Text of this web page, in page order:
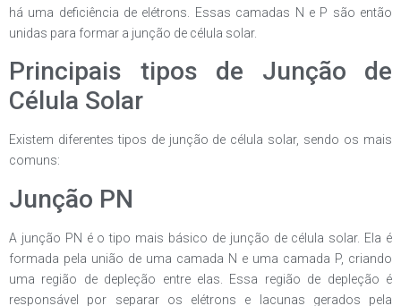
há uma deficiência de elétrons. Essas camadas N e P são então
unidas para formar a junção de célula solar.
Principais tipos de Junção de
Célula Solar
Existem diferentes tipos de junção de célula solar, sendo os mais
comuns:
Junção PN
A junção PN é o tipo mais básico de junção de célula solar. Ela é
formada pela união de uma camada N e uma camada P, criando
uma região de depleção entre elas. Essa região de depleção é
responsável por separar os elétrons e lacunas gerados pela